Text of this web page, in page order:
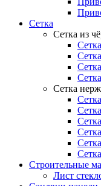
Сетка
Сетка из
Сетка
Строительные
Лист